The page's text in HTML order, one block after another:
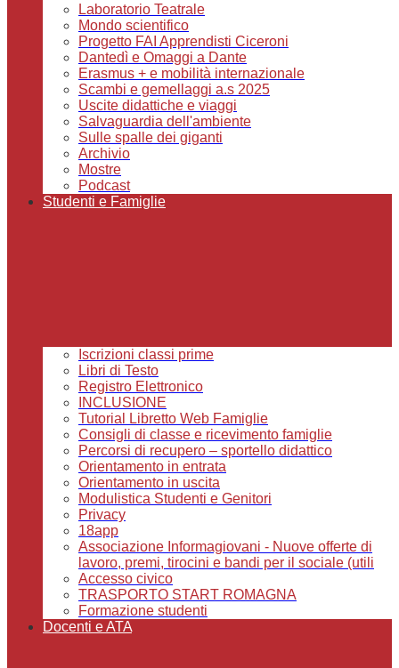
Laboratorio Teatrale
Mondo scientifico
Progetto FAI Apprendisti Ciceroni
Dantedì e Omaggi a Dante
Erasmus + e mobilità internazionale
Scambi e gemellaggi a.s 2025
Uscite didattiche e viaggi
Salvaguardia dell'ambiente
Sulle spalle dei giganti
Archivio
Mostre
Podcast
Studenti e Famiglie
Iscrizioni classi prime
Libri di Testo
Registro Elettronico
INCLUSIONE
Tutorial Libretto Web Famiglie
Consigli di classe e ricevimento famiglie
Percorsi di recupero – sportello didattico
Orientamento in entrata
Orientamento in uscita
Modulistica Studenti e Genitori
Privacy
18app
Associazione Informagiovani - Nuove offerte di
lavoro, premi, tirocini e bandi per il sociale (utili
Accesso civico
TRASPORTO START ROMAGNA
Formazione studenti
Docenti e ATA